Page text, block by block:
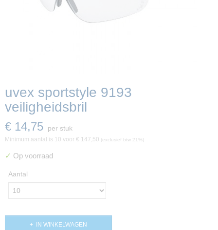
uvex sportstyle 9193
veiligheidsbril
€ 14,75 per stuk
Minimum aantal is 10 voor € 147,50 (exclusief btw 21%)
✓ Op voorraad
Aantal
IN WINKELWAGEN